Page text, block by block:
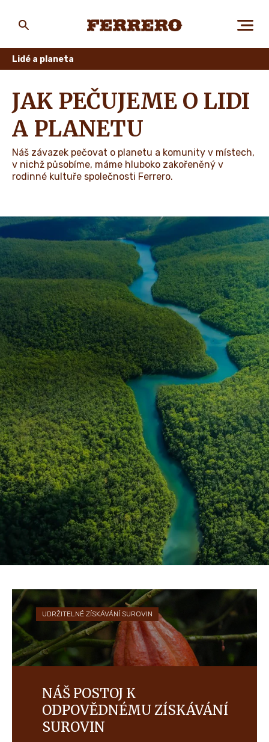
LIDÉ A PLANETA
NAŠE ZNAČKY
KARIÉRA
NOVINKY
main
Lidé a planeta
JAK PEČUJEME O LIDI
A PLANETU
Náš závazek pečovat o planetu a komunity v místech,
v nichž působíme, máme hluboko zakořeněný v
rodinné kultuře společnosti Ferrero.
UDRŽITELNÉ ZÍSKÁVÁNÍ SUROVIN
NÁŠ POSTOJ K
ODPOVĚDNÉMU ZÍSKÁVÁNÍ
SUROVIN